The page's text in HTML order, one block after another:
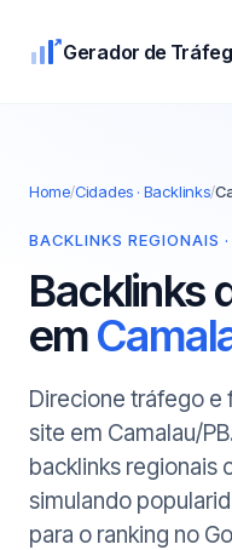
Gerador de
Home/Cidades · Backlinks/
BACKLINKS REGIONAIS
Backlinks
em
Direcione tráfego e
site em Camalau/
backlinks regionais
simulando
para o ranking no